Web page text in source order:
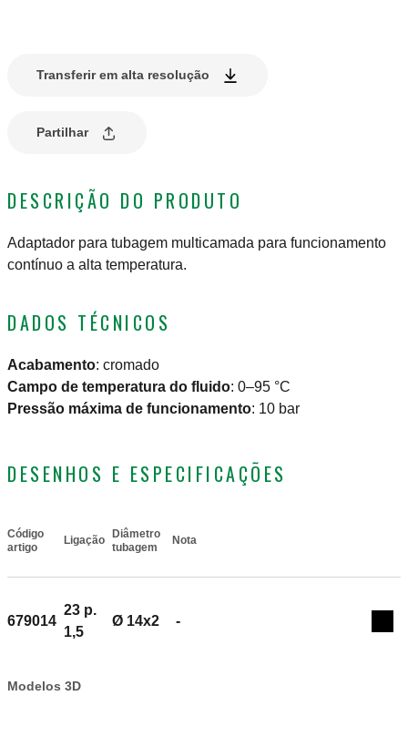
Transferir em alta resolução
Partilhar
DESCRIÇÃO DO PRODUTO
Adaptador para tubagem multicamada para funcionamento
contínuo a alta temperatura.
DADOS TÉCNICOS
Acabamento: cromado
Campo de temperatura do fluido: 0–95 °C
Pressão máxima de funcionamento: 10 bar
DESENHOS E ESPECIFICAÇÕES
Código
artigo
Ligação
Diâmetro
tubagem
Nota
679014
23 p.
1,5
Ø 14x2 -
Modelos 3D